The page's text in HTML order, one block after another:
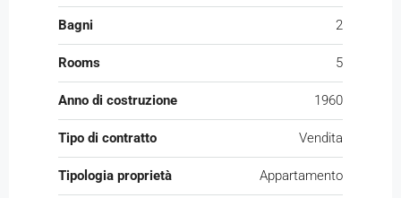
Bagni 2
Rooms 5
Anno di costruzione 1960
Tipo di contratto Vendita
Tipologia proprietà Appartamento